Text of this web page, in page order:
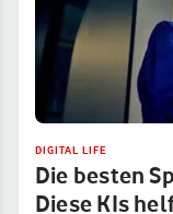
DIGITAL LIFE
Die besten
Diese KIs